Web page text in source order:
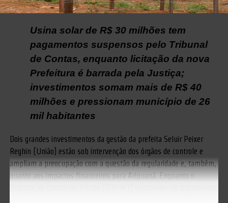
Usina solar de R$ 30 milhões tem
pagamentos suspensos pelo Tribunal
de Contas, enquanto licitação da nova
Prefeitura é barrada pela Justiça;
investimentos somam mais de R$ 40
milhões e pressionam município de 26
mil habitantes
Dois grandes investimentos da gestão da prefeita Seluir Peixer
Reghin (União) estão sob intervenção dos órgãos de controle e
ampliam a preocupação com a questão da regularidade e, também,
quanto aos impactos financeiros para Aripuanã. Enquanto o